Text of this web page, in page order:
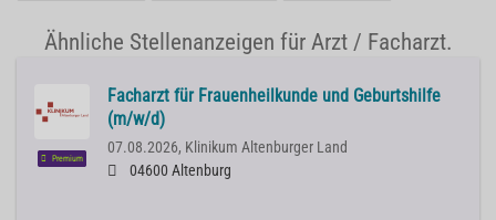
Ähnliche Stellenanzeigen für Arzt / Facharzt.
Premium
Facharzt für Frauenheilkunde und Geburtshilfe
(m/w/d)
07.08.2026, Klinikum Altenburger Land
04600 Altenburg